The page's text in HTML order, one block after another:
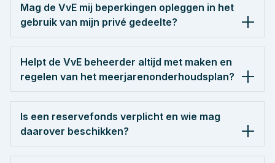
Mag de VvE mij beperkingen opleggen in het
gebruik van mijn privé gedeelte?
Helpt de VvE beheerder altijd met maken en
regelen van het meerjarenonderhoudsplan?
Is een reservefonds verplicht en wie mag
daarover beschikken?